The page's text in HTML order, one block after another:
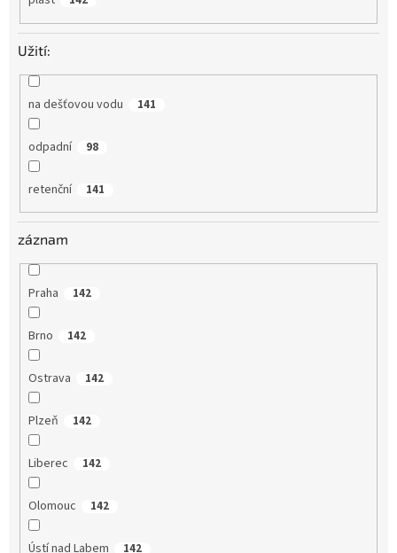
Užití:
na dešťovou vodu 141
odpadní 98
retenční 141
záznam
Praha 142
Brno 142
Ostrava 142
Plzeň 142
Liberec 142
Olomouc 142
Ústí nad Labem 142